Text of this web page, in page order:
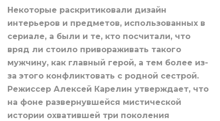
Некоторые раскритиковали дизайн
интерьеров и предметов, использованных в
сериале, а были и те, кто посчитали, что
вряд ли стоило привораживать такого
мужчину, как главный герой, а тем более из-
за этого конфликтовать с родной сестрой.
Режиссер Алексей Карелин утверждает, что
на фоне развернувшейся мистической
истории охватившей три поколения